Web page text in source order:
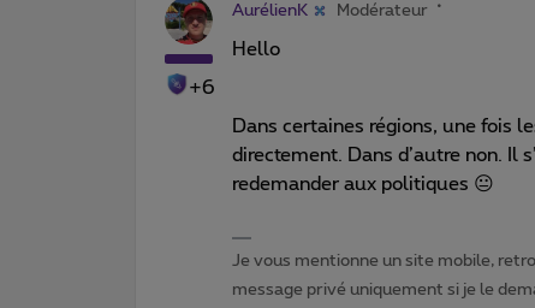
+6
AurélienK Modérateur
Hello
Dans certaines régions, une fois
directement. Dans d’autre non. Il
redemander aux politiques 😐
Je vous mentionne un site mobile,
message privé uniquement si je le